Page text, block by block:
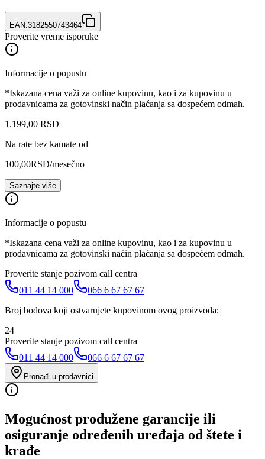
EAN:3182550743464
Proverite vreme isporuke
Informacije o popustu
*Iskazana cena važi za online kupovinu, kao i za kupovinu u
prodavnicama za gotovinski način plaćanja sa dospećem odmah.
1.199,00 RSD
Na rate bez kamate od
100,00RSD/mesečno
Saznajte više
Informacije o popustu
*Iskazana cena važi za online kupovinu, kao i za kupovinu u
prodavnicama za gotovinski način plaćanja sa dospećem odmah.
Proverite stanje pozivom call centra
011 44 14 000
066 6 67 67 67
Broj bodova koji ostvarujete kupovinom ovog proizvoda:
24
Proverite stanje pozivom call centra
011 44 14 000
066 6 67 67 67
Pronađi u prodavnici
Mogućnost produžene garancije ili
osiguranje određenih uređaja od štete i
krađe